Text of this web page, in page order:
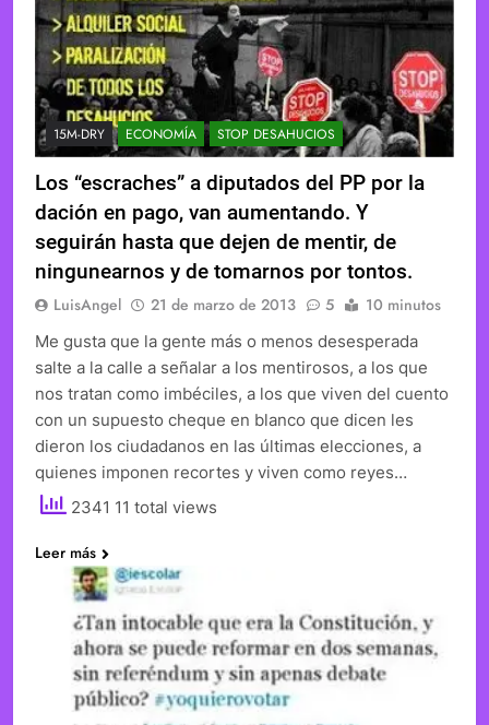
15M-DRY ECONOMÍA STOP DESAHUCIOS
Los “escraches” a diputados del PP por la
dación en pago, van aumentando. Y
seguirán hasta que dejen de mentir, de
ningunearnos y de tomarnos por tontos.
LuisAngel 21 de marzo de 2013 5 10 minutos
Me gusta que la gente más o menos desesperada
salte a la calle a señalar a los mentirosos, a los que
nos tratan como imbéciles, a los que viven del cuento
con un supuesto cheque en blanco que dicen les
dieron los ciudadanos en las últimas elecciones, a
quienes imponen recortes y viven como reyes…
2341 11 total views
Leer más